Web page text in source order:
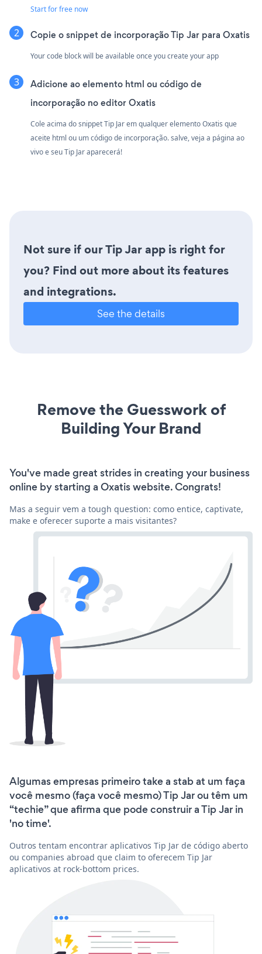
Start for free now
Copie o snippet de incorporação Tip Jar para Oxatis
Your code block will be available once you create your app
Adicione ao elemento html ou código de
incorporação no editor Oxatis
Cole acima do snippet Tip Jar em qualquer elemento Oxatis que
aceite html ou um código de incorporação. salve, veja a página ao
vivo e seu Tip Jar aparecerá!
Not sure if our Tip Jar app is right for
you? Find out more about its features
and integrations.
See the details
Remove the Guesswork of
Building Your Brand
You've made great strides in creating your business
online by starting a Oxatis website. Congrats!
Mas a seguir vem a tough question: como entice, captivate,
make e oferecer suporte a mais visitantes?
Algumas empresas primeiro take a stab at um faça
você mesmo (faça você mesmo) Tip Jar ou têm um
“techie” que afirma que pode construir a Tip Jar in
'no time'.
Outros tentam encontrar aplicativos Tip Jar de código aberto
ou companies abroad que claim to oferecem Tip Jar
aplicativos at rock-bottom prices.